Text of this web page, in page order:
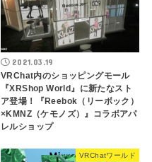
2021.03.19
VRChat内のショッピングモール
『XRShop World』に新たなスト
ア登場！『Reebok（リーボック）
×KMNZ（ケモノズ）』コラボアパ
レルショップ
VRChatワールド